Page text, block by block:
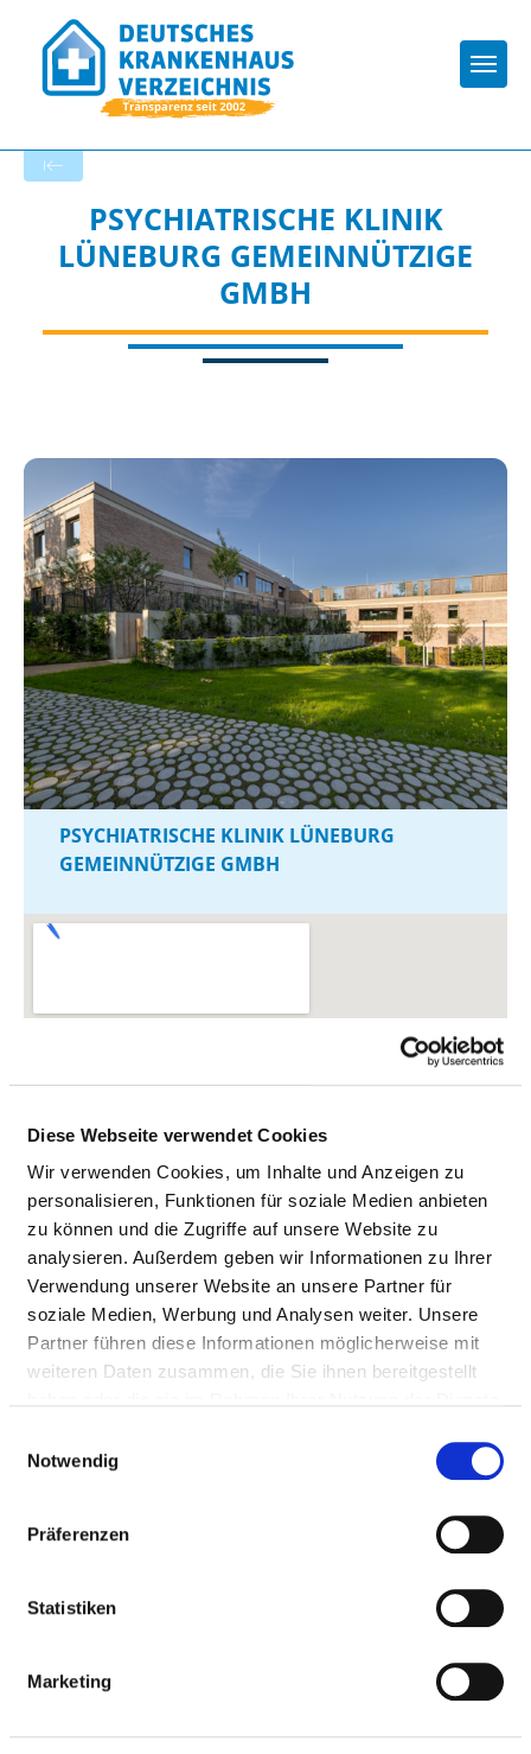
Diese Webseite verwendet Cookies
Wir verwenden Cookies, um Inhalte und Anzeigen zu
personalisieren, Funktionen für soziale Medien anbieten
zu können und die Zugriffe auf unsere Website zu
analysieren. Außerdem geben wir Informationen zu Ihrer
Verwendung unserer Website an unsere Partner für
soziale Medien, Werbung und Analysen weiter. Unsere
Partner führen diese Informationen möglicherweise mit
weiteren Daten zusammen, die Sie ihnen bereitgestellt
Notwendig
Präferenzen
Statistiken
Marketing
PSYCHIATRISCHE KLINIK
LÜNEBURG GEMEINNÜTZIGE
GMBH
PSYCHIATRISCHE KLINIK LÜNEBURG
GEMEINNÜTZIGE GMBH
Am Wienebütteler Weg 1
Tel.:04131-60-220
Anfahrt
BASIS-INFOS